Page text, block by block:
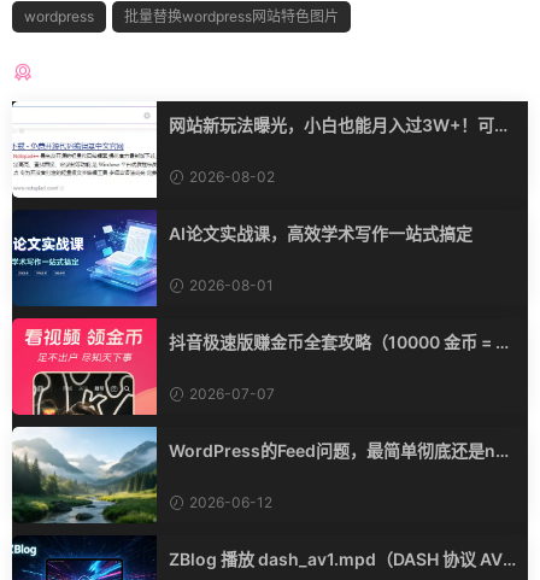
wordpress 批量替换wordpress网站特色图片
网站新玩法曝光，小白也能月入过3W+！可能
2026-08-02
AI论文实战课，高效学术写作一站式搞定
2026-08-01
抖音极速版赚金币全套攻略（10000 金币 = 1
2026-07-07
WordPress的Feed问题，最简单彻底还是ngi
2026-06-12
ZBlog 播放 dash_av1.mpd（DASH 协议 AV1